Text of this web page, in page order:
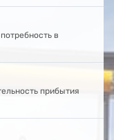
в
прибытия